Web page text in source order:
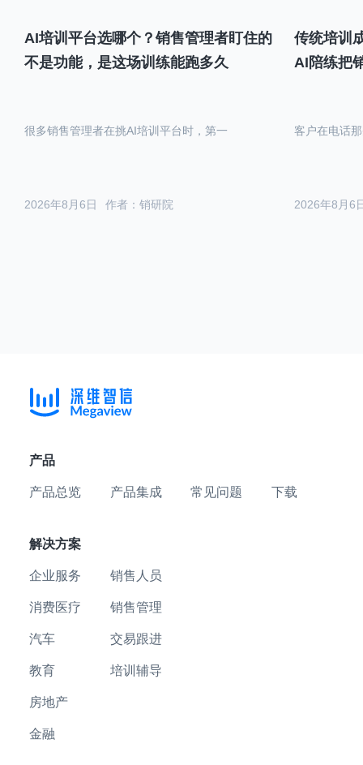
AI培训平台选哪个？销售管理者盯住的
不是功能，是这场训练能跑多久
作者：销研院
2026年8月6日
很多销售管理者在挑AI培训平台时，第一
传统培训
AI陪练把
2026年8月6
客户在电话
产品
产品总览 产品集成 常见问题 下载
解决方案
企业服务
消费医疗
汽车
教育
房地产
金融
销售人员
销售管理
交易跟进
培训辅导